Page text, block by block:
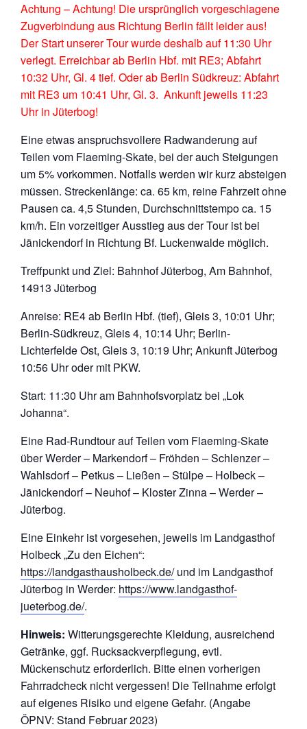
Achtung – Achtung! Die ursprünglich vorgeschlagene
Zugverbindung aus Richtung Berlin fällt leider aus!
Der Start unserer Tour wurde deshalb auf 11:30 Uhr
verlegt. Erreichbar ab Berlin Hbf. mit RE3; Abfahrt
10:32 Uhr, Gl. 4 tief. Oder ab Berlin Südkreuz: Abfahrt
mit RE3 um 10:41 Uhr, Gl. 3. Ankunft jeweils 11:23
Uhr in Jüterbog!
Eine etwas anspruchsvollere Radwanderung auf
Teilen vom Flaeming-Skate, bei der auch Steigungen
um 5% vorkommen. Notfalls werden wir kurz absteigen
müssen. Streckenlänge: ca. 65 km, reine Fahrzeit ohne
Pausen ca. 4,5 Stunden, Durchschnittstempo ca. 15
km/h. Ein vorzeitiger Ausstieg aus der Tour ist bei
Jänickendorf in Richtung Bf. Luckenwalde möglich.
Treffpunkt und Ziel: Bahnhof Jüterbog, Am Bahnhof,
14913 Jüterbog
Anreise: RE4 ab Berlin Hbf. (tief), Gleis 3, 10:01 Uhr;
Berlin-Südkreuz, Gleis 4, 10:14 Uhr; Berlin-
Lichterfelde Ost, Gleis 3, 10:19 Uhr; Ankunft Jüterbog
10:56 Uhr oder mit PKW.
Start: 11:30 Uhr am Bahnhofsvorplatz bei „Lok
Johanna“.
Eine Rad-Rundtour auf Teilen vom Flaeming-Skate
über Werder – Markendorf – Fröhden – Schlenzer –
Wahlsdorf – Petkus – Ließen – Stülpe – Holbeck –
Jänickendorf – Neuhof – Kloster Zinna – Werder –
Jüterbog.
Eine Einkehr ist vorgesehen, jeweils im Landgasthof
Holbeck „Zu den Eichen“:
https://landgasthausholbeck.de/und im Landgasthof
Jüterbog in Werder: https://www.landgasthof-
jueterbog.de/.
Hinweis: Witterungsgerechte Kleidung, ausreichend
Getränke, ggf. Rucksackverpflegung, evtl.
Mückenschutz erforderlich. Bitte einen vorherigen
Fahrradcheck nicht vergessen! Die Teilnahme erfolgt
auf eigenes Risiko und eigene Gefahr. (Angabe
ÖPNV: Stand Februar 2023)